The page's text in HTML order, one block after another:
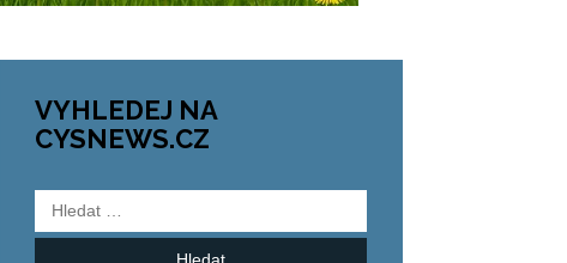
VYHLEDEJ NA
CYSNEWS.CZ
Vyhledávání